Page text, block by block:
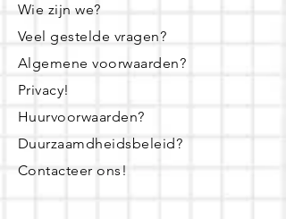
Wie zijn we?
Veel gestelde vragen?
Algemene voorwaarden?
Privacy!
Huurvoorwaarden?
Duurzaamdheidsbeleid?
Contacteer ons!